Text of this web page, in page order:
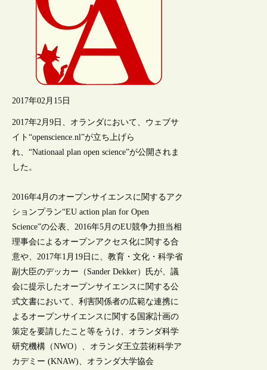
2017年02月15日
2017年2月9日、オランダにおいて、ウェブサ
イト“openscience.nl”が立ち上げら
れ、“Nationaal plan open science”が公開されま
した。
2016年4月のオープンサイエンスに関するアク
ションプラン“EU action plan for Open
Science”の公表、2016年5月のEU競争力担当相
理事会によるオープンアクセス化に関する合
意や、2017年1月19日に、教育・文化・科学省
副大臣のデッカー（Sander Dekker）氏が、議
会に提示したオープンサイエンスに関する公
式文書において、利害関係者の広範な連携に
よるオープンサイエンスに関する国家計画の
策定を要請したこと等をうけ、オランダ科学
研究機構（NWO）、オランダ王立芸術科学ア
カデミー (KNAW)、オランダ大学協会